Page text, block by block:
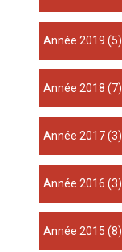
année 2019 (5)
année 2018 (7)
année 2017(3)
année 2016 (3)
année 2015 (8)